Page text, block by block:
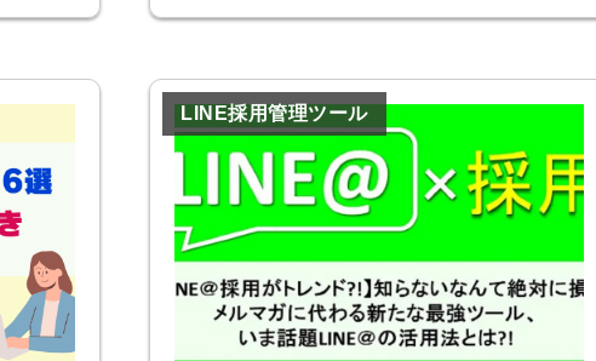
LINE採用管理ツール
る
他サービスIDで登録
みんなの採用部があ
なたの許可なく投稿
る独自の調査
採用課題の解
決、新しい採
用の取り組み
たインタビュ
ー記事が読め
る